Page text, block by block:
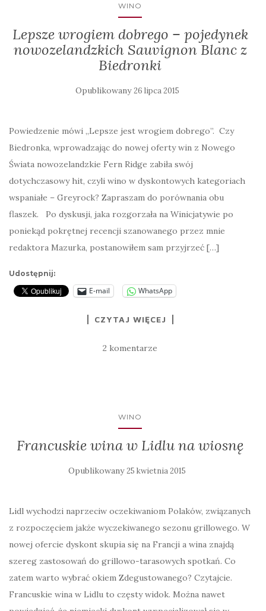
WINO
Lepsze wrogiem dobrego – pojedynek
nowozelandzkich Sauvignon Blanc z
Biedronki
Opublikowany26 lipca 2015
Powiedzenie mówi „Lepsze jest wrogiem dobrego”. Czy
Biedronka, wprowadzając do nowej oferty win z Nowego
Świata nowozelandzkie Fern Ridge zabiła swój
dotychczasowy hit, czyli wino w dyskontowych kategoriach
wspaniałe – Greyrock? Zapraszam do porównania obu
flaszek. Po dyskusji, jaka rozgorzała na Winicjatywie po
poniekąd pokrętnej recencji szanowanego przez mnie
redaktora Mazurka, postanowiłem sam przyjrzeć […]
Udostępnij:
E-mail WhatsApp
CZYTAJ WIĘCEJ
2 komentarze
WINO
Francuskie wina w Lidlu na wiosnę
Opublikowany25 kwietnia 2015
Lidl wychodzi naprzeciw oczekiwaniom Polaków, związanych
z rozpoczęciem jakże wyczekiwanego sezonu grillowego. W
nowej ofercie dyskont skupia się na Francji a wina znajdą
szereg zastosowań do grillowo-tarasowych spotkań. Co
zatem warto wybrać okiem Zdegustowanego? Czytajcie.
Francuskie wina w Lidlu to częsty widok. Można nawet